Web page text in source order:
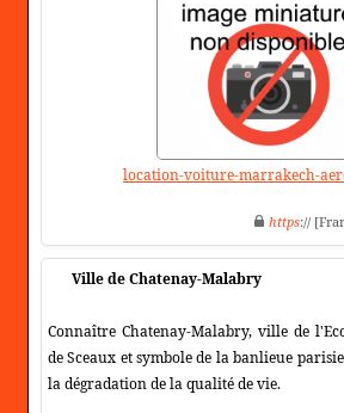
location-voiture-marrakech-
https://
Ville de Chatenay-Malabry
Connaître Chatenay-Malabry, ville de
de Sceaux et symbole de la banlieue
la dégradation de la qualité de vie.